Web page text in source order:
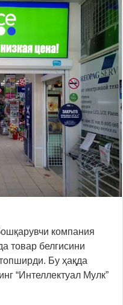
компания
товар белгисини
Бу ҳақда
“Интеллектуал Мулк”